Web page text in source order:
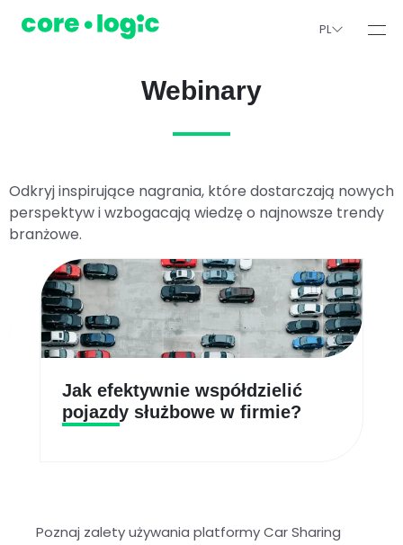
PL
Webinary
Odkryj inspirujące nagrania, które dostarczają nowych
perspektyw i wzbogacają wiedzę o najnowsze trendy
branżowe.
Jak efektywnie współdzielić
pojazdy służbowe w firmie?
Poznaj zalety używania platformy Car Sharing